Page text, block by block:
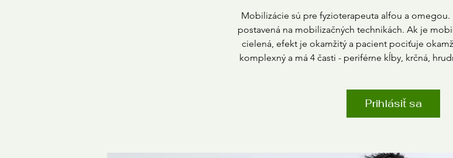
Mobilizácie sú pre fyzioterapeuta alfou a
postavená na mobilizačných technikách. Ak je
cielená, efekt je okamžitý a pacient pociťuje
komplexný a má 4 časti - periférne kĺby, krčná,
Prihlásiť sa